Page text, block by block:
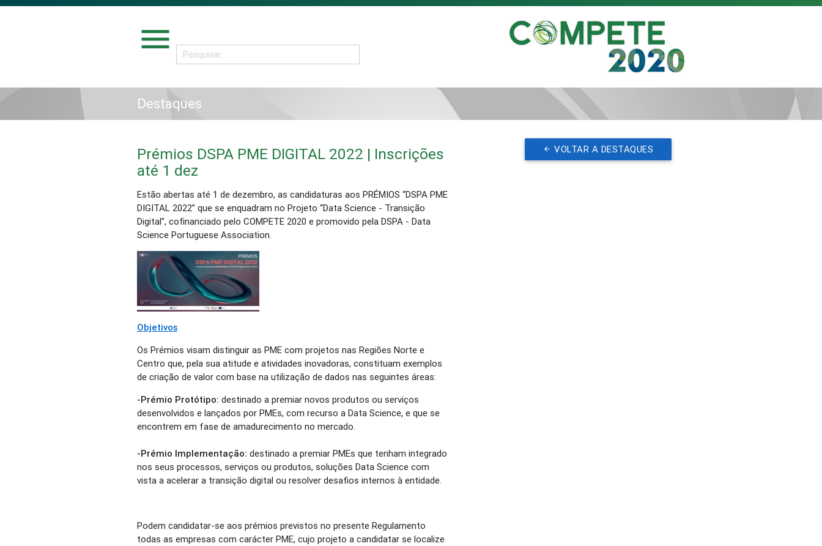
menu
Destaques
Prémios DSPA PME DIGITAL 2022 | Inscrições
até 1 dez
Estão abertas até 1 de dezembro, as candidaturas aos PRÉMIOS “DSPA PME
DIGITAL 2022” que se enquadram no Projeto “Data Science - Transição
Digital”, cofinanciado pelo COMPETE 2020 e promovido pela DSPA - Data
Science Portuguese Association.
Objetivos
Os Prémios visam distinguir as PME com projetos nas Regiões Norte e
Centro que, pela sua atitude e atividades inovadoras, constituam exemplos
de criação de valor com base na utilização de dados nas seguintes áreas:
-Prémio Protótipo: destinado a premiar novos produtos ou serviços
desenvolvidos e lançados por PMEs, com recurso a Data Science, e que se
encontrem em fase de amadurecimento no mercado.
-Prémio Implementação: destinado a premiar PMEs que tenham integrado
nos seus processos, serviços ou produtos, soluções Data Science com
vista a acelerar a transição digital ou resolver desafios internos à entidade.
Podem candidatar-se aos prémios previstos no presente Regulamento
todas as empresas com carácter PME, cujo projeto a candidatar se localize
VOLTAR A DESTAQUES